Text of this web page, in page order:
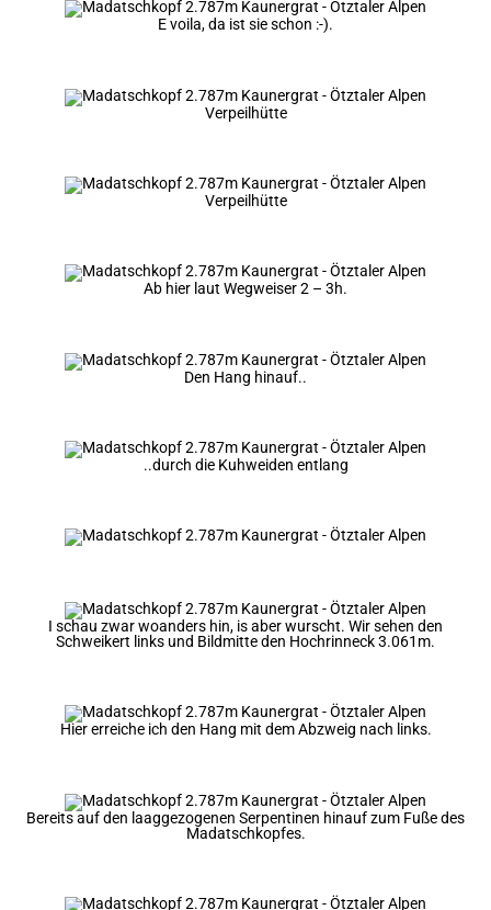
E voila, da ist sie schon :-).
Verpeilhütte
Verpeilhütte
Ab hier laut Wegweiser 2 – 3h.
Den Hang hinauf..
..durch die Kuhweiden entlang
I schau zwar woanders hin, is aber wurscht. Wir sehen den
Schweikert links und Bildmitte den Hochrinneck 3.061m.
Hier erreiche ich den Hang mit dem Abzweig nach links.
Bereits auf den laaggezogenen Serpentinen hinauf zum Fuße des
Madatschkopfes.